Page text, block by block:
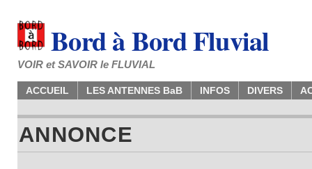
Bord à Bord Fluvial
VOIR et SAVOIR le FLUVIAL
ACCUEIL LES ANTENNES BaB INFOS DIVERS
ANNONCE